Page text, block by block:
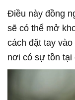
Điều này đồng
sẽ có thể mở
cách đặt tay
nơi có sự tồn tại